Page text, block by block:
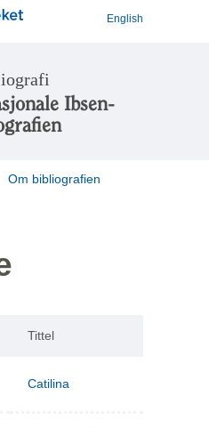
English
Ibsen-
Om bibliografien
Tittel
Catilina